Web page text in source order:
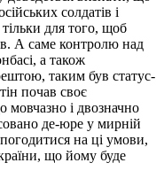
солдатів і
для того, щоб
А саме контролю над
а також
таким був статус-
почав своє
мовчазно і двозначно
де-юре у мирній
на ці умови,
що йому буде